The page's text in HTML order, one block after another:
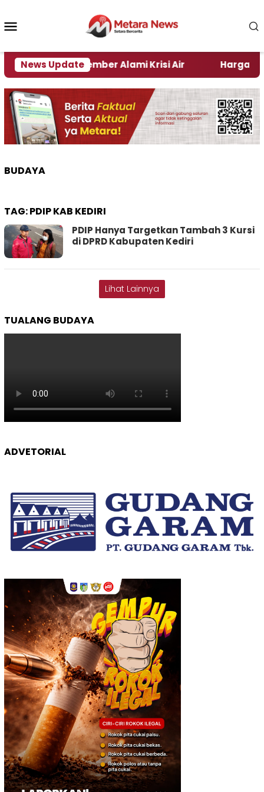
konten
News Update
Daerah di Jember Alami Krisi Air Harga
BUDAYA
TAG:PDIP KAB KEDIRI
PDIP Hanya Targetkan Tambah 3 Kursi
di DPRD Kabupaten Kediri
Lihat Lainnya
TUALANG BUDAYA
ADVETORIAL